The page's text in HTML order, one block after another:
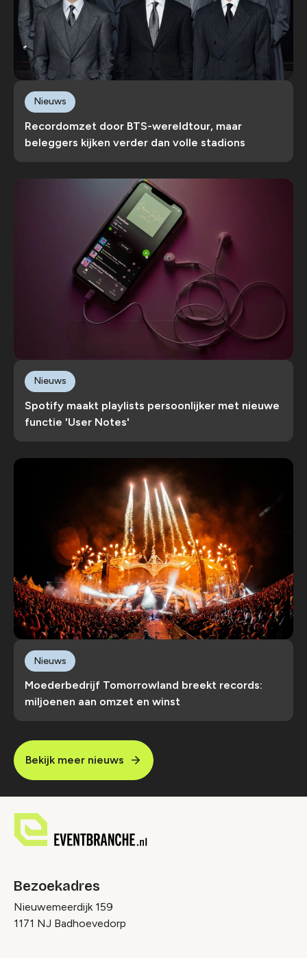
Recordomzet door BTS-wereldtour, maar
beleggers kijken verder dan volle stadions
Nieuws
Spotify maakt playlists persoonlijker met nieuwe
functie 'User Notes'
Nieuws
Moederbedrijf Tomorrowland breekt records:
miljoenen aan omzet en winst
Nieuws
Bekijk meer nieuws
Bezoekadres
Nieuwemeerdijk 159
1171 NJ Badhoevedorp